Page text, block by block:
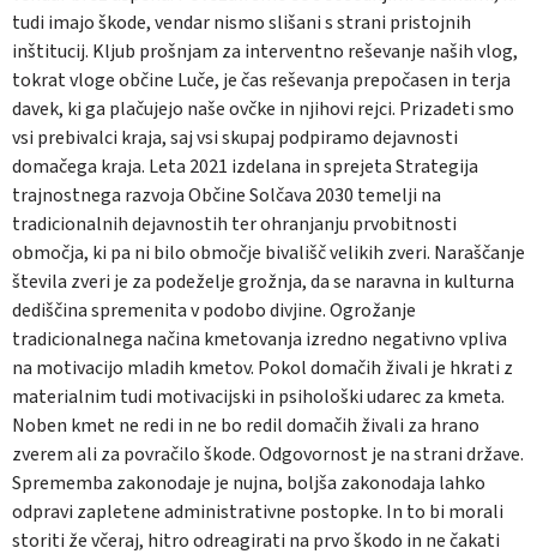
tudi imajo škode, vendar nismo slišani s strani pristojnih
inštitucij. Kljub prošnjam za interventno reševanje naših vlog,
tokrat vloge občine Luče, je čas reševanja prepočasen in terja
davek, ki ga plačujejo naše ovčke in njihovi rejci. Prizadeti smo
vsi prebivalci kraja, saj vsi skupaj podpiramo dejavnosti
domačega kraja. Leta 2021 izdelana in sprejeta Strategija
trajnostnega razvoja Občine Solčava 2030 temelji na
tradicionalnih dejavnostih ter ohranjanju prvobitnosti
območja, ki pa ni bilo območje bivališč velikih zveri. Naraščanje
števila zveri je za podeželje grožnja, da se naravna in kulturna
dediščina spremenita v podobo divjine. Ogrožanje
tradicionalnega načina kmetovanja izredno negativno vpliva
na motivacijo mladih kmetov. Pokol domačih živali je hkrati z
materialnim tudi motivacijski in psihološki udarec za kmeta.
Noben kmet ne redi in ne bo redil domačih živali za hrano
zverem ali za povračilo škode. Odgovornost je na strani države.
Sprememba zakonodaje je nujna, boljša zakonodaja lahko
odpravi zapletene administrativne postopke. In to bi morali
storiti že včeraj, hitro odreagirati na prvo škodo in ne čakati